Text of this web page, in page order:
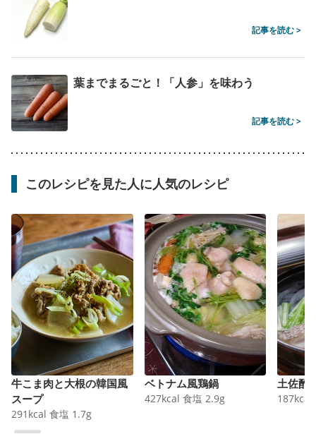
記事を読む >
葉までまるごと！「人参」を味わう
記事を読む >
このレシピを見た人に人気のレシピ
牛こま肉と大根の韓国風
スープ
291 kcal 食塩 1.7g
ベトナム風鶏鍋
427kcal 食塩 2.9g
土佐酢
187kcal